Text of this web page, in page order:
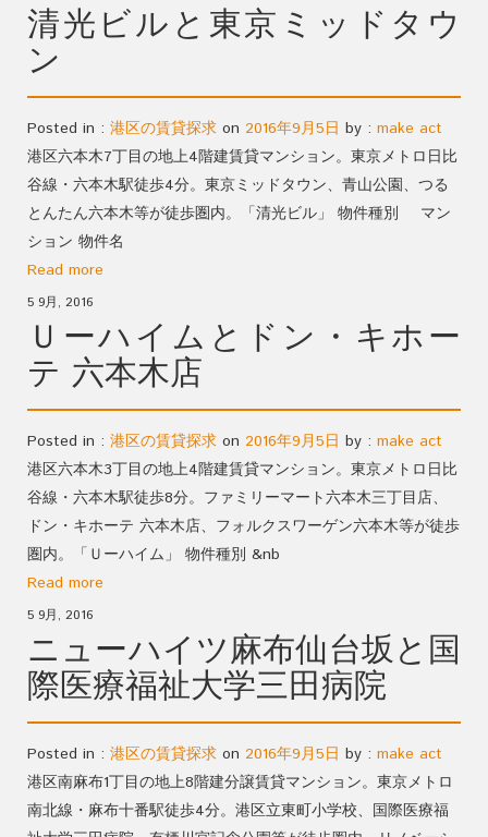
清光ビルと東京ミッドタウ
ン
Posted in : 港区の賃貸探求 on 2016年9月5日 by : make act
港区六本木7丁目の地上4階建賃貸マンション。東京メトロ日比
谷線・六本木駅徒歩4分。東京ミッドタウン、青山公園、つる
とんたん六本木等が徒歩圏内。「清光ビル」 物件種別 マン
ション 物件名
Read more
5 9月, 2016
Ｕーハイムとドン・キホー
テ 六本木店
Posted in : 港区の賃貸探求 on 2016年9月5日 by : make act
港区六本木3丁目の地上4階建賃貸マンション。東京メトロ日比
谷線・六本木駅徒歩8分。ファミリーマート六本木三丁目店、
ドン・キホーテ 六本木店、フォルクスワーゲン六本木等が徒歩
圏内。「Ｕーハイム」 物件種別 &nb
Read more
5 9月, 2016
ニューハイツ麻布仙台坂と国
際医療福祉大学三田病院
Posted in : 港区の賃貸探求 on 2016年9月5日 by : make act
港区南麻布1丁目の地上8階建分譲賃貸マンション。東京メトロ
南北線・麻布十番駅徒歩4分。港区立東町小学校、国際医療福